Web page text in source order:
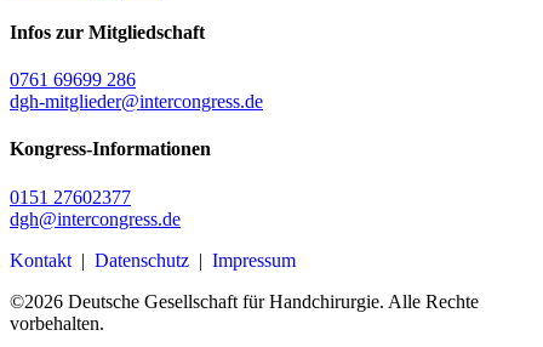
Infos zur Mitgliedschaft
0761 69699 286
dgh-mitglieder@intercongress.de
Kongress-Informationen
0151 27602377
dgh@intercongress.de
Kontakt | Datenschutz | Impressum
©2026 Deutsche Gesellschaft für Handchirurgie. Alle Rechte
vorbehalten.